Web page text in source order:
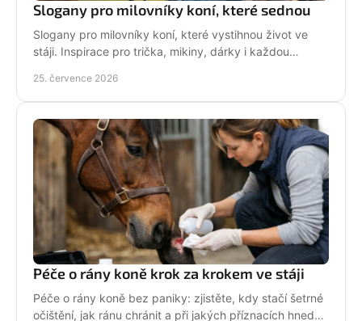
Slogany pro milovníky koní, které sednou
Slogany pro milovníky koní, které vystihnou život ve
stáji. Inspirace pro trička, mikiny, dárky i každou
25. července 2026
Péče o rány koně krok za krokem ve stáji
Péče o rány koně bez paniky: zjistěte, kdy stačí šetrné
očištění, jak ránu chránit a při jakých příznacích hned